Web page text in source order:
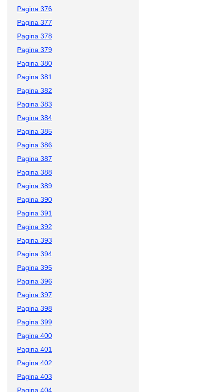
Pagina 376
Pagina 377
Pagina 378
Pagina 379
Pagina 380
Pagina 381
Pagina 382
Pagina 383
Pagina 384
Pagina 385
Pagina 386
Pagina 387
Pagina 388
Pagina 389
Pagina 390
Pagina 391
Pagina 392
Pagina 393
Pagina 394
Pagina 395
Pagina 396
Pagina 397
Pagina 398
Pagina 399
Pagina 400
Pagina 401
Pagina 402
Pagina 403
Pagina 404